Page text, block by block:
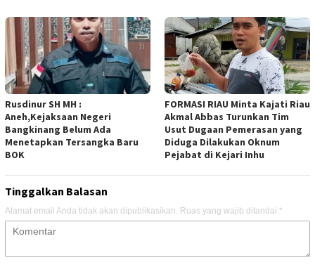
Rusdinur SH MH :
Aneh,Kejaksaan Negeri
Bangkinang Belum Ada
Menetapkan Tersangka Baru
BOK
FORMASI RIAU Minta Kajati Riau
Akmal Abbas Turunkan Tim
Usut Dugaan Pemerasan yang
Diduga Dilakukan Oknum
Pejabat di Kejari Inhu
Tinggalkan Balasan
Alamat email Anda tidak akan dipublikasikan. Ruas yang wajib ditandai *